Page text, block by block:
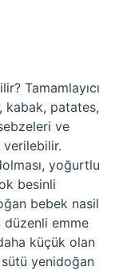
Tamamlayıcı
kabak, patates,
ve
yoğurtlu
besinli
bebek nasil
düzenli emme
küçük olan
yenidoğan